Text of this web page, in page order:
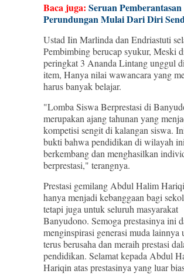
Baca juga: Seruan Pemberantasan
Perundungan Mulai Dari Diri
Ustad Iin Marlinda dan Endriastuti
Pembimbing berucap syukur, Meski
peringkat 3 Ananda Lintang unggul
item, Hanya nilai wawancara yang
harus banyak belajar.
"Lomba Siswa Berprestasi di
merupakan ajang tahunan yang
kompetisi sengit di kalangan siswa.
bukti bahwa pendidikan di wilayah
berkembang dan menghasilkan
berprestasi," terangnya.
Prestasi gemilang Abdul Halim
hanya menjadi kebanggaan bagi
tetapi juga untuk seluruh masyarakat
Banyudono. Semoga prestasinya ini
menginspirasi generasi muda lainnya
terus berusaha dan meraih prestasi
pendidikan. Selamat kepada Abdul
Hariqin atas prestasinya yang luar